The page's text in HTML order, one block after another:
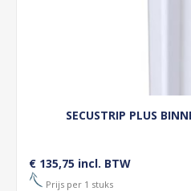
SECUSTRIP PLUS
€ 135,75 incl. BTW
Prijs per 1 stuks